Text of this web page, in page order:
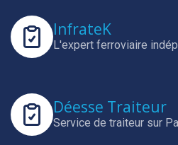
InfrateK
L'expert ferroviaire
Déesse Traiteur
Service de traiteur sur